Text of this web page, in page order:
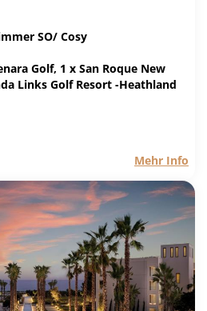
SO/ Cosy
Golf, 1 x San Roque New
Links Golf Resort -Heathland
Mehr Info